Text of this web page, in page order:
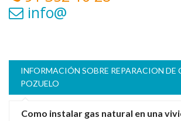
info@
INFORMACIÓN SOBRE REPARACION DE
POZUELO
Como instalar gas natural en una